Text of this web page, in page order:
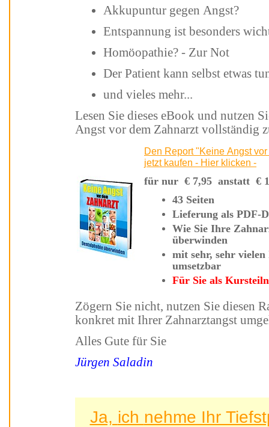
Akkupuntur gegen Angst?
Entspannung ist besonders
Homöopathie? - Zur Not
Der Patient kann selbst etwas
und vieles mehr...
Lesen Sie dieses eBook und nutzen Sie diese bewährten Strategien, um Ihre
Den Report "Keine Angst vor dem Zahnarzt - Dentalphobie überwinden"
jetzt kaufen - Hier klicken -
für nur € 7,95 anstatt €
43 Seiten
Lieferung
Wie Sie Ihre Zahnarztangst und Dentalphobie vollständig
überwinden
mit sehr, sehr vielen hilfreichen Tipps und Strategien - sofort
umsetzbar
Für Sie als
Zögern Sie nicht, nutzen Sie
Alles Gute für Sie
Jürgen Saladin
Ja, ich nehme Ihr Tiefstpreis-Angebot für dieses